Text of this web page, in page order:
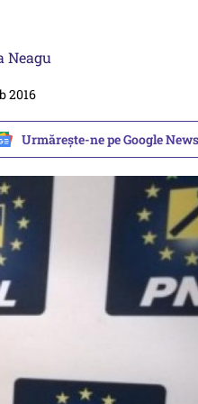
Neagu
2016
Urmărește-ne pe Google News